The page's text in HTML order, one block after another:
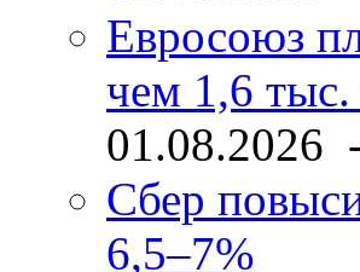
Евросоюз
чем 1,6
01.08.2026
Сбер
6,5–7%